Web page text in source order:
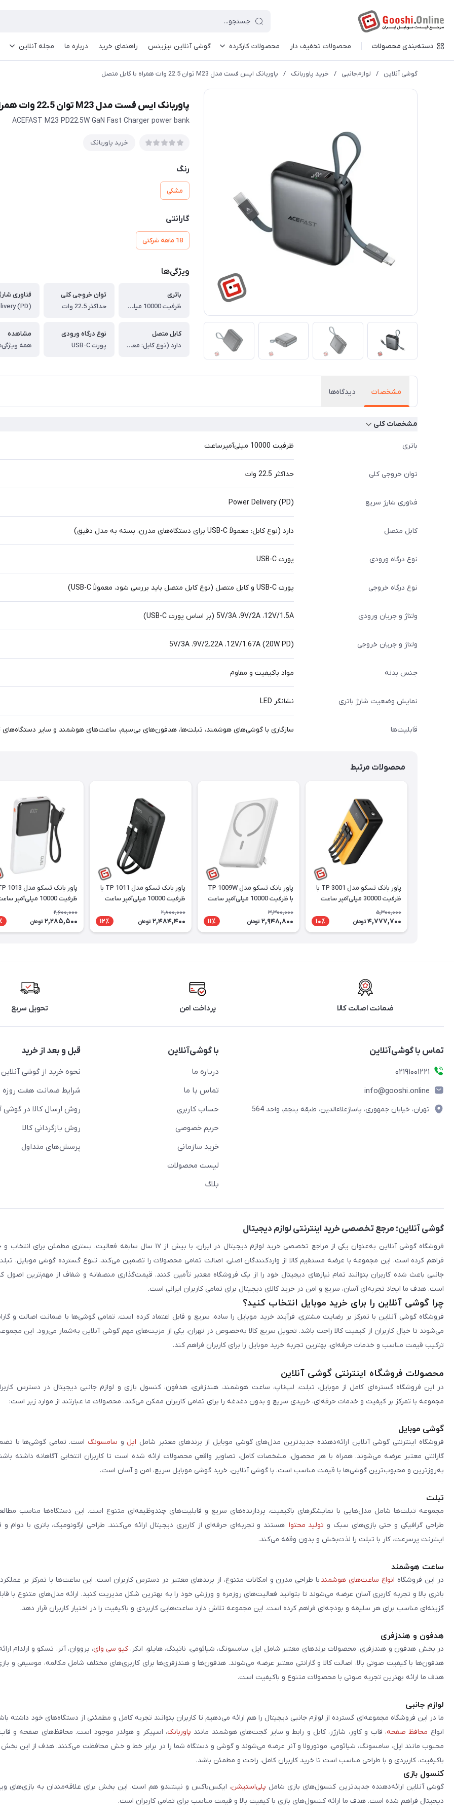
دسته‌بندی محصولات محصولات تخفیف دار محصولات کارکرده گوشی آنلاین بیزینس راهنمای خرید درباره ما مجله آنلاین
گوشی آنلاین / لوازم‌جانبی / خرید پاوربانک / پاوربانک ایس فست مدل M23 توان 22.5 وات همراه با کابل متصل
پاوربانک ایس فست مدل M23 توان 22.5 وات همراه با کابل متصل
ACEFAST M23 PD22.5W GaN Fast Charger power bank
خرید پاوربانک
رنگ
مشکی
گارانتی
18 ماهه شرکتی
ویژگی‌ها
باتری
ظرفیت 10000 میلی‌آمپرساعت
توان خروجی کلی
حداکثر 22.5 وات
فناوری
کابل متصل
دارد (نوع کابل: معمولاً USB-C برای دستگاه‌های مدرن، بسته به مدل دقیق)
نوع درگاه ورودی
پورت USB-C
مشاهده
همه
مشخصات دیدگاه‌ها
مشخصات کلی
باتری ظرفیت 10000 میلی‌آمپرساعت
توان خروجی کلی حداکثر 22.5 وات
فناوری شارژ سریع Power Delivery (PD)
کابل متصل دارد (نوع کابل: معمولاً USB-C برای دستگاه‌های مدرن، بسته به مدل دقیق)
نوع درگاه ورودی پورت USB-C
نوع درگاه خروجی پورت USB-C و کابل متصل (نوع کابل متصل باید بررسی شود، معمولاً USB-C)
ولتاژ و جریان ورودی 5V/3A ،9V/2A ،12V/1.5A (بر اساس پورت USB-C)
ولتاژ و جریان خروجی 5V/3A ،9V/2.22A ،12V/1.67A (20W PD)
جنس بدنه مواد باکیفیت و مقاوم
نمایش وضعیت شارژ باتری نشانگر LED
قابلیت‌ها سازگاری با گوشی‌های هوشمند، تبلت‌ها، هدفون‌های بی‌سیم، ساعت‌های هوشمند و سایر دستگاه‌های USB-C
محصولات مرتبط
پاور بانک تسکو مدل TP 3001 با
ظرفیت 30000 میلی‌آمپر ساعت
5,300,000
4,777,700 تومان 10٪
پاور بانک تسکو مدل TP 1009W
با ظرفیت 10000 میلی‌آمپر ساعت
3,300,000
2,948,800 تومان 11٪
پاور بانک تسکو مدل TP 1011 با
ظرفیت 10000 میلی‌آمپر ساعت
2,800,000
2,484,400 تومان 12٪
ظرفیت 10000 میلی‌آمپر ساعت
2,600,000
2,285,500 تومان
ضمانت اصالت کالا پرداخت امن تحویل سریع
تماس با گوشی‌آنلاین
۰۲۱91001221
info@gooshi.online
تهران، خیابان جمهوری، پاساژعلاءالدین، طبقه پنجم، واحد 564
با گوشی‌آنلاین
درباره ما
تماس با ما
حساب کاربری
حریم خصوصی
خرید سازمانی
لیست محصولات
بلاگ
قبل و بعد از خرید
نحوه خرید از گوشی آنلاین
شرایط ضمانت هفت روزه
روش ارسال کالا در گوشی
روش بازگردانی کالا
پرسش‌های متداول
گوشی آنلاین؛ مرجع تخصصی خرید اینترنتی لوازم دیجیتال
فروشگاه گوشی آنلاین به‌عنوان یکی از مراجع تخصصی خرید لوازم دیجیتال در ایران، با بیش از ۱۷ سال سابقه فعالیت،
فراهم کرده است. این مجموعه با عرضه مستقیم کالا از واردکنندگان اصلی، اصالت تمامی محصولات را تضمین می‌کند. تنوع گسترده گوشی موبایل،
جانبی باعث شده کاربران بتوانند تمام نیازهای دیجیتال خود را از یک فروشگاه معتبر تأمین کنند. قیمت‌گذاری منصفانه و شفاف از مهم‌ترین اصول
است. هدف ما ایجاد تجربه‌ای آسان، سریع و امن در خرید کالای دیجیتال برای تمامی کاربران ایرانی است.
چرا گوشی آنلاین را برای خرید موبایل انتخاب کنید؟
فروشگاه گوشی آنلاین با تمرکز بر رضایت مشتری، فرآیند خرید موبایل را ساده، سریع و قابل اعتماد کرده است. تمامی گوشی‌ها با ضمانت اصالت و
می‌شوند تا خیال کاربران از کیفیت کالا راحت باشد. تحویل سریع کالا به‌خصوص در تهران، یکی از مزیت‌های مهم گوشی آنلاین به‌شمار می‌رود. این
ترکیب قیمت مناسب و خدمات حرفه‌ای، بهترین تجربه خرید موبایل را برای کاربران فراهم کند.
محصولات فروشگاه اینترنتی گوشی آنلاین
در این فروشگاه گستره‌ای کامل از موبایل، تبلت، لپ‌تاپ، ساعت هوشمند، هندزفری، هدفون، کنسول بازی و لوازم جانبی دیجیتال در دسترس
مجموعه با تمرکز بر کیفیت و خدمات حرفه‌ای، خریدی سریع و بدون دغدغه را برای تمامی کاربران ممکن می‌کند. محصولات ما عبارتند از موارد زیر است:
گوشی موبایل
فروشگاه اینترنتی گوشی آنلاین ارائه‌دهنده جدیدترین مدل‌های گوشی موبایل از برندهای معتبر شامل اپل و سامسونگ است. تمامی گوشی‌ها با
گارانتی معتبر عرضه می‌شوند. همراه با هر محصول، مشخصات کامل، تصاویر واقعی محصولات ارائه شده است تا کاربران انتخابی آگاهانه داشته
به‌روزترین و محبوب‌ترین گوشی‌ها با قیمت مناسب است. با گوشی آنلاین، خرید گوشی موبایل سریع، امن و آسان است.
تبلت
مجموعه تبلت‌ها شامل مدل‌هایی با نمایشگرهای باکیفیت، پردازنده‌های سریع و قابلیت‌های چندوظیفه‌ای متنوع است. این دستگاه‌ها مناسب
طراحی گرافیکی و حتی بازی‌های سبک و تولید محتوا هستند و تجربه‌ای حرفه‌ای از کاربری دیجیتال ارائه می‌کنند. طراحی ارگونومیک، باتری با دوام و
اینترنت پرسرعت، کار با تبلت را لذت‌بخش و بدون وقفه می‌کند.
ساعت هوشمند
در این فروشگاه انواع ساعت‌های هوشمند با طراحی مدرن و امکانات متنوع، از برندهای معتبر در دسترس کاربران است. این ساعت‌ها با تمرکز بر
باتری بالا و تجربه کاربری آسان عرضه می‌شوند تا بتوانید فعالیت‌های روزمره و ورزشی خود را به بهترین شکل مدیریت کنید. ارائه مدل‌های متنوع با
گزینه‌ای مناسب برای هر سلیقه و بودجه‌ای فراهم کرده است. این مجموعه تلاش دارد ساعت‌هایی کاربردی و باکیفیت را در اختیار کاربران قرار دهد.
هدفون و هندزفری
در بخش هدفون و هندزفری، محصولات برندهای معتبر شامل اپل، سامسونگ، شیائومی، ناتینگ، هایلو، انکر، کیو سی وای، پرووان، آنر، تسکو و ارلدام
هدفون‌ها با کیفیت صوتی بالا، اصالت کالا و گارانتی معتبر عرضه می‌شوند. هدفون‌ها و هندزفری‌ها برای کاربری‌های مختلف شامل مکالمه، موسیقی و
هدف ما ارائه بهترین تجربه صوتی با محصولات متنوع و باکیفیت است.
لوازم جانبی
ما در این فروشگاه مجموعه‌ای گسترده از لوازم جانبی دیجیتال را هم ارائه می‌دهیم تا کاربران بتوانند تجربه کامل و مطمئنی از دستگاه‌های خود داشته
انواع محافظ صفحه، قاب و کاور، شارژر، کابل و رابط و سایر گجت‌های هوشمند مانند پاوربانک، اسپیکر و هولدر موجود است. محافظ‌های صفحه و
محبوب مانند اپل، سامسونگ، شیائومی، موتورولا و آنر عرضه می‌شوند و گوشی و دستگاه شما را در برابر خط و خش محافظت می‌کنند. هدف از این بخش
باکیفیت، کاربردی و با طراحی مناسب است تا خرید کاربران کامل، راحت و مطمئن باشد.
کنسول بازی
گوشی آنلاین ارائه‌دهنده جدیدترین کنسول‌های بازی شامل پلی‌استیشن، ایکس‌باکس و نینتندو هم است. این بخش برای علاقه‌مندان به بازی‌های
دیجیتال فراهم شده است. هدف ما ارائه کنسول‌های بازی با کیفیت بالا و قیمت مناسب برای تمامی کاربران است.